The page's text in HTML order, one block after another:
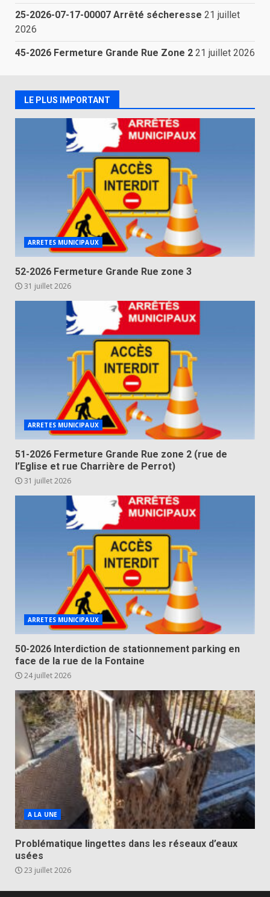
25-2026-07-17-00007 Arrêté sécheresse 21 juillet
2026
45-2026 Fermeture Grande Rue Zone 2 21 juillet 2026
LE PLUS IMPORTANT
ARRETES MUNICIPAUX
52-2026 Fermeture Grande Rue zone 3
31 juillet 2026
ARRETES MUNICIPAUX
51-2026 Fermeture Grande Rue zone 2 (rue de
l’Eglise et rue Charrière de Perrot)
31 juillet 2026
ARRETES MUNICIPAUX
50-2026 Interdiction de stationnement parking en
face de la rue de la Fontaine
24 juillet 2026
A LA UNE
Problématique lingettes dans les réseaux d’eaux
usées
23 juillet 2026